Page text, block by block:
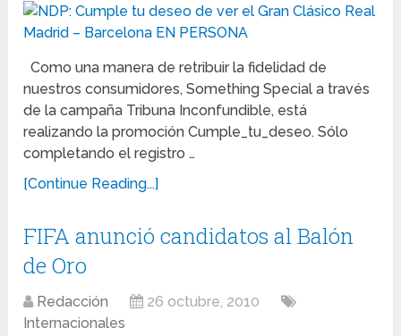
Como una manera de retribuir la fidelidad de
nuestros consumidores, Something Special a través
de la campaña Tribuna Inconfundible, está
realizando la promoción Cumple_tu_deseo. Sólo
completando el registro …
[Continue Reading...]
FIFA anunció candidatos al Balón
de Oro
Redacción
26 octubre, 2010
Internacionales